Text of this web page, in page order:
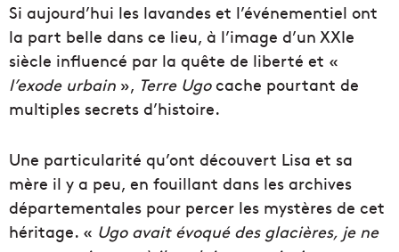
Si aujourd’hui les lavandes et l’événementiel ont
la part belle dans ce lieu, à l’image d’un XXIe
siècle influencé par la quête de liberté et «
l’exode urbain », Terre Ugocache pourtant de
multiples secrets d’histoire.
Une particularité qu’ont découvert Lisa et sa
mère il y a peu, en fouillant dans les archives
départementales pour percer les mystères de cet
héritage. « Ugo avait évoqué des glacières, je ne